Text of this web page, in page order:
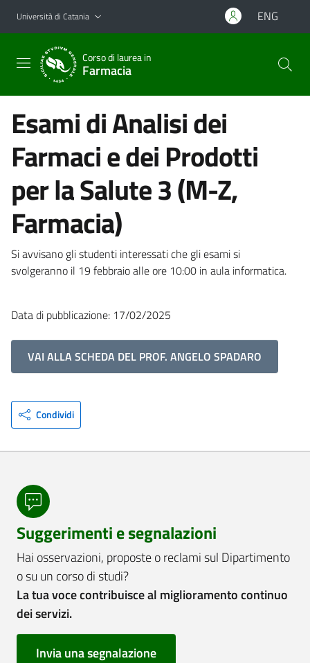
Vai al contenuto principale
Vai al menu di navigazione
Università di Catania ENG
Corso di laurea in
Farmacia
Esami di Analisi dei
Farmaci e dei Prodotti
per la Salute 3 (M-Z,
Farmacia)
Si avvisano gli studenti interessati che gli esami si
svolgeranno il 19 febbraio alle ore 10:00 in aula informatica.
Data di pubblicazione: 17/02/2025
VAI ALLA SCHEDA DEL PROF. ANGELO SPADARO
Condividi
Suggerimenti e segnalazioni
Hai osservazioni, proposte o reclami sul Dipartimento
o su un corso di studi?
La tua voce contribuisce al miglioramento continuo
dei servizi.
Invia una segnalazione